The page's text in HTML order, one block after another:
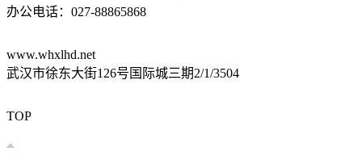
办公电话：027-88865868
www.whxlhd.net
武汉市徐东大街126号国际城三期2/1/3504
TOP